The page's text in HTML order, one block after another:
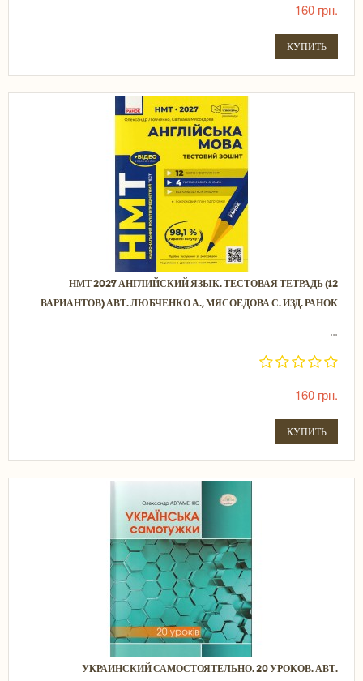
160 грн.
КУПИТЬ
НМТ 2027 АНГЛИЙСКИЙ ЯЗЫК. ТЕСТОВАЯ ТЕТРАДЬ (12
ВАРИАНТОВ) АВТ. ЛЮБЧЕНКО А., МЯСОЕДОВА С. ИЗД. РАНОК
...
160 грн.
КУПИТЬ
УКРАИНСКИЙ САМОСТОЯТЕЛЬНО. 20 УРОКОВ. АВТ.